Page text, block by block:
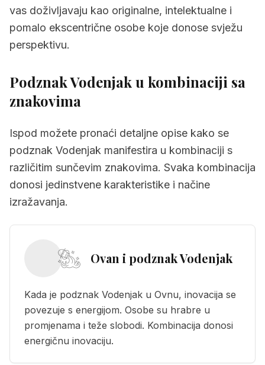
6. Izazovi podznaka Vodenjak
7. Savjeti za osobe s podznakom Vodenjak
vas doživljavaju kao originalne, intelektualne i
pomalo ekscentrične osobe koje donose svježu
perspektivu.
Podznak Vodenjak u kombinaciji sa
znakovima
Ispod možete pronaći detaljne opise kako se
podznak Vodenjak manifestira u kombinaciji s
različitim sunčevim znakovima. Svaka kombinacija
donosi jedinstvene karakteristike i načine
izražavanja.
Ovan i podznak Vodenjak
Kada je podznak Vodenjak u Ovnu, inovacija se
povezuje s energijom. Osobe su hrabre u
promjenama i teže slobodi. Kombinacija donosi
energičnu inovaciju.